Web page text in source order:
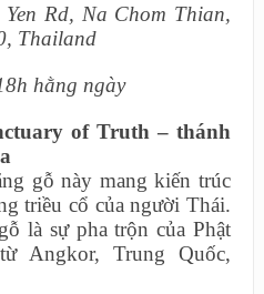
Rd, Na Chom Thian,
Thailand
hằng ngày
of Truth – thánh
gỗ này mang kiến trúc
triều cổ của người Thái.
là sự pha trộn của Phật
Angkor, Trung Quốc,